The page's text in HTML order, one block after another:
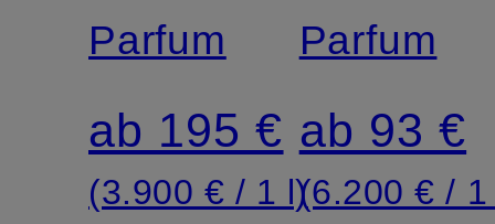
Parfum
ab 195 €
(3.900 € / 1 l)
Parfum
ab 93 €
(6.200 € /